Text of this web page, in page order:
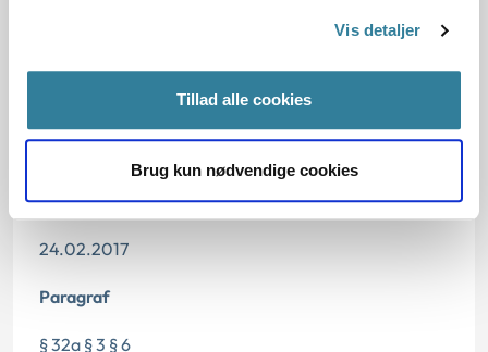
Vis detaljer
Tillad alle cookies
Brug kun nødvendige cookies
Dato for underskrift
Offentliggørelsesdato
24.02.2017
Paragraf
§ 32a § 3 § 6